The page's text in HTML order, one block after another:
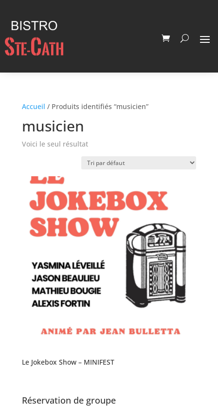
Accueil / Produits identifiés “musicien”
musicien
Voici le seul résultat
Le Jokebox Show – MINIFEST
Réservation de groupe